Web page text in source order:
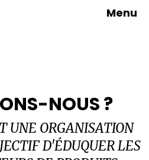
Menu
NOUS ?
UNE ORGANISATION
D'ÉDUQUER LES